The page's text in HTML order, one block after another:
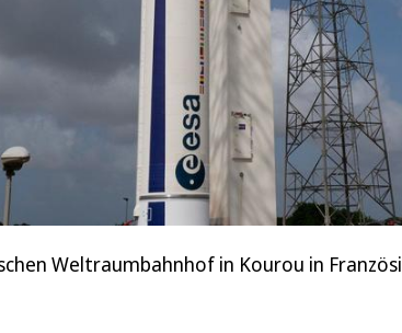
Weltraumbahnhof in Kourou in